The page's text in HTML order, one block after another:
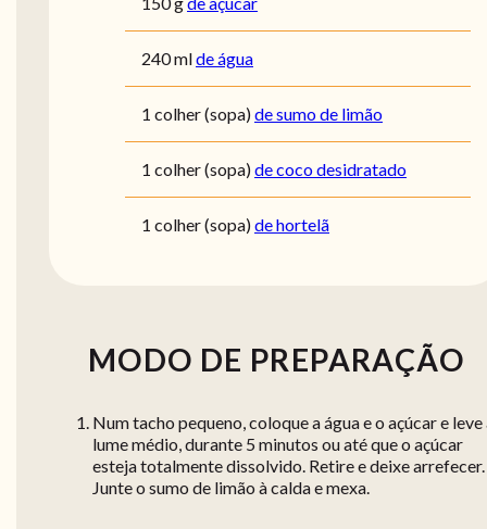
240mlde água
1 colher (sopa)de sumo de limão
1 colher (sopa)de coco desidratado
1 colher (sopa)de hortelã
MODO DE PREPARAÇÃO
Num tacho pequeno, coloque a água e o açúcar e leve
lume médio, durante 5 minutos ou até que o açúcar
esteja totalmente dissolvido. Retire e deixe arrefecer.
Junte o sumo de limão à calda e mexa.